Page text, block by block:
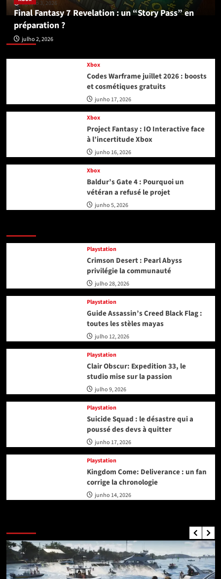
agosto 3, 2026
Xbox
Final Fantasy 7 Revelation : un “Story Pass” en
préparation ?
julho 2, 2026
Xbox
Codes Warframe juillet 2026 : boosts
et cosmétiques gratuits
junho 17, 2026
Xbox
Project Fantasy : IO Interactive face
à l’incertitude Xbox
junho 16, 2026
Xbox
Baldur’s Gate 4 : Pourquoi un
vétéran a refusé le projet
junho 5, 2026
Playstation
Crimson Desert : Pearl Abyss
privilégie la communauté
julho 28, 2026
Playstation
Guide Assassin’s Creed Black Flag :
toutes les stèles mayas
julho 12, 2026
Playstation
Clair Obscur: Expedition 33, le
studio mise sur la passion
julho 9, 2026
Playstation
Suicide Squad : le désastre qui a
poussé des devs à quitter
junho 17, 2026
Playstation
Kingdom Come: Deliverance : un fan
corrige la chronologie
junho 14, 2026